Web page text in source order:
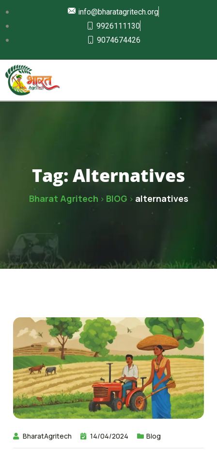
info@bharatagritech.org
9926111130
9074674426
Tag: Alternatives
Bharat Agritech > BlOG > alternatives
BharatAgritech 14/04/2024 Blog